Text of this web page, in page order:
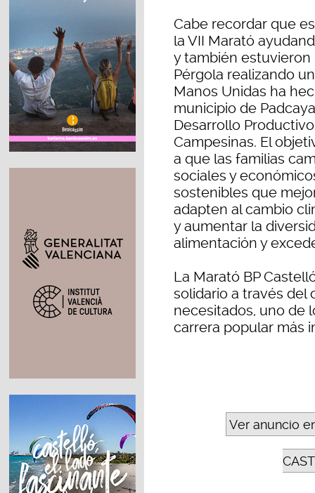
Cabe recordar que
la VII Marató
y también
Pérgola realizando
Manos Unidas ha
municipio de
Desarrollo
Campesinas. El
a que las familias
sociales y
sostenibles que
adapten al cambio
y aumentar la
alimentación y
La Marató BP
solidario a través del
necesitados, uno de
carrera popular más
Ver anuncio